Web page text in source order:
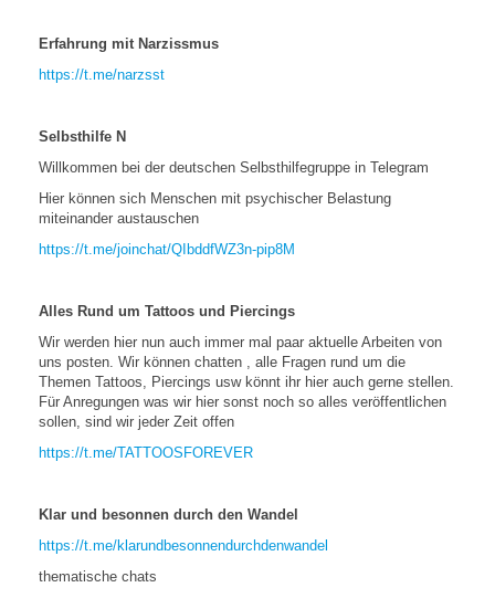
Erfahrung mit Narzissmus
https://t.me/narzsst
Selbsthilfe N
Willkommen bei der deutschen Selbsthilfegruppe in Telegram
Hier können sich Menschen mit psychischer Belastung
miteinander austauschen
https://t.me/joinchat/QIbddfWZ3n-pip8M
Alles Rund um Tattoos und Piercings
Wir werden hier nun auch immer mal paar aktuelle Arbeiten von
uns posten. Wir können chatten , alle Fragen rund um die
Themen Tattoos, Piercings usw könnt ihr hier auch gerne stellen.
Für Anregungen was wir hier sonst noch so alles veröffentlichen
sollen, sind wir jeder Zeit offen
https://t.me/TATTOOSFOREVER
Klar und besonnen durch den Wandel
https://t.me/klarundbesonnendurchdenwandel
thematische chats